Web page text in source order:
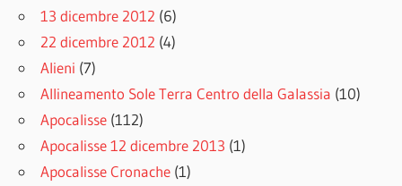
13 dicembre 2012 (6)
22 dicembre 2012 (4)
Alieni (7)
Allineamento Sole Terra Centro della Galassia (10)
Apocalisse (112)
Apocalisse 12 dicembre 2013 (1)
Apocalisse Cronache (1)